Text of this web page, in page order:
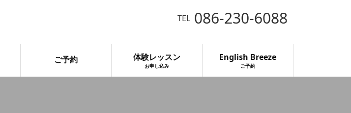
TEL 086-230-6088
ご予約 体験レッスン
お申し込み
English Breeze
ご予約